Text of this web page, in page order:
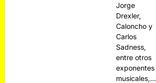
Jorge
Drexler,
Caloncho y
Carlos
Sadness,
entre otros
exponentes
musicales,…